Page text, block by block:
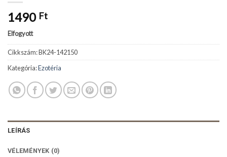
1490 Ft
Elfogyott
Cikkszám:BK24-142150
Kategória:Ezotéria
LEÍRÁS
VÉLEMÉNYEK (0)